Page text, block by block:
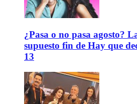
¿Pasa o no pasa agosto?
supuesto fin de Hay que
13